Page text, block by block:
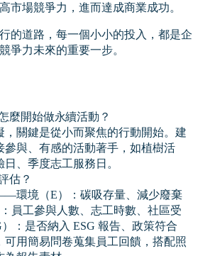
市場競爭力，進而達成商業成功。
的道路，每一個小小的投入，都是企
爭力未來的重要一步。
麼開始做永續活動？
，關鍵是從小而聚焦的行動開始。建
參與、有感的活動著手，如植樹活
、季度志工服務日。
估？
環境（E）：碳吸存量、減少廢棄
員工參與人數、志工時數、社區受
：是否納入 ESG 報告、政策符合
可用簡易問卷蒐集員工回饋，搭配照